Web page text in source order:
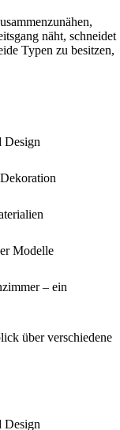
näht, schneidet
Typen zu besitzen,
Design
Modelle
– ein
über verschiedene
Design